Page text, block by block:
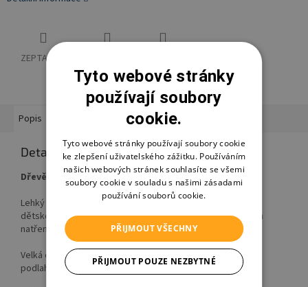
ZEPTAT SE
Popis Diskuze Značka
Detailní popis produktu
Dřevěný jezdící slon pro malé děti.
Lehký a kompaktní jezdící slon je ideální hračkou pro malé
dětské ručičky. Je vyrobený z přírodního kvalitního dřeva a
natřený barvami na vodní bázi.
Velká odolná kolečka hravě zvládnou koberec, dřevěnou
podlahu i terén dětského hřiště.
Tyto webové stránky
používají soubory
cookie.
Tyto webové stránky používají soubory cookie
ke zlepšení uživatelského zážitku. Používáním
našich webových stránek souhlasíte se všemi
soubory cookie v souladu s našimi zásadami
používání souborů cookie.
PŘIJMOUT VŠECHNY
PŘIJMOUT POUZE NEZBYTNÉ